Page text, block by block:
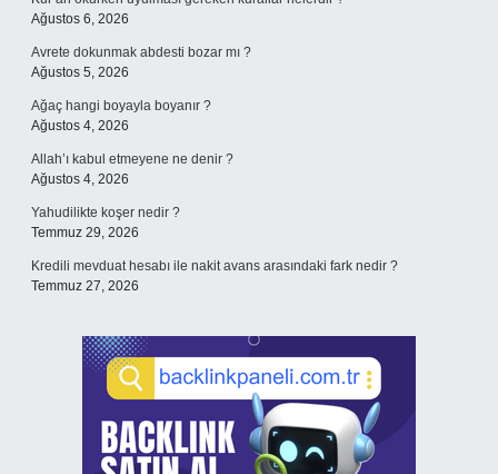
Ağustos 6, 2026
Avrete dokunmak abdesti bozar mı ?
Ağustos 5, 2026
Ağaç hangi boyayla boyanır ?
Ağustos 4, 2026
Allah’ı kabul etmeyene ne denir ?
Ağustos 4, 2026
Yahudilikte koşer nedir ?
Temmuz 29, 2026
Kredili mevduat hesabı ile nakit avans arasındaki fark nedir ?
Temmuz 27, 2026